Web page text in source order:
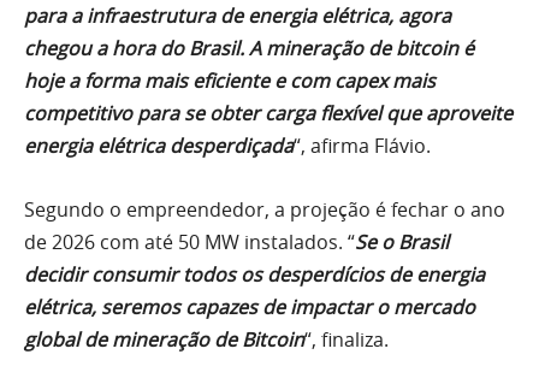
para a infraestrutura de energia elétrica, agora
chegou a hora do Brasil. A mineração de bitcoin é
hoje a forma mais eficiente e com capex mais
competitivo para se obter carga flexível que aproveite
energia elétrica desperdiçada“, afirma Flávio.
Segundo o empreendedor, a projeção é fechar o ano
de 2026 com até 50 MW instalados. “Se o Brasil
decidir consumir todos os desperdícios de energia
elétrica, seremos capazes de impactar o mercado
global de mineração de Bitcoin“, finaliza.